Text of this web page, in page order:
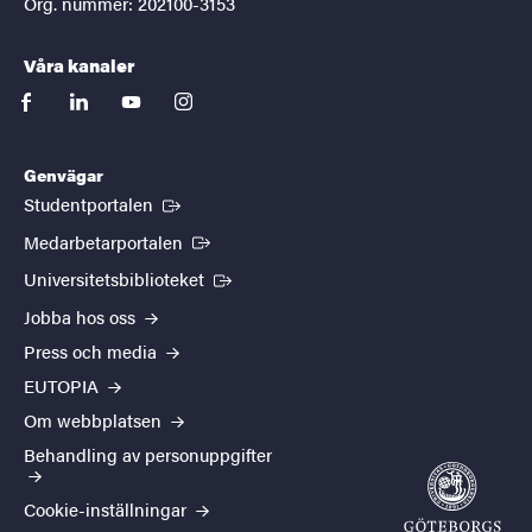
Våra kanaler
facebooklinkedinyoutubeinstagram
Genvägar
Studentportalen (Extern länk)
Medarbetarportalen (Extern länk)
Universitetsbiblioteket (Extern länk)
Jobba hos oss
Press och media
EUTOPIA
Om webbplatsen
Behandling av personuppgifter
Cookie-inställningar